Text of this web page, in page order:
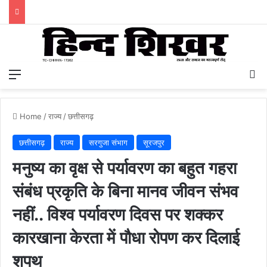
Home /राज्य/छत्तीसगढ़
छत्तीसगढ़ राज्य सरगुजा संभाग सूरजपुर
मनुष्य का वृक्ष से पर्यावरण का बहुत गहरा
संबंध प्रकृति के बिना मानव जीवन संभव
नहीं.. विश्व पर्यावरण दिवस पर शक्कर
कारखाना केरता में पौधा रोपण कर दिलाई
शपथ